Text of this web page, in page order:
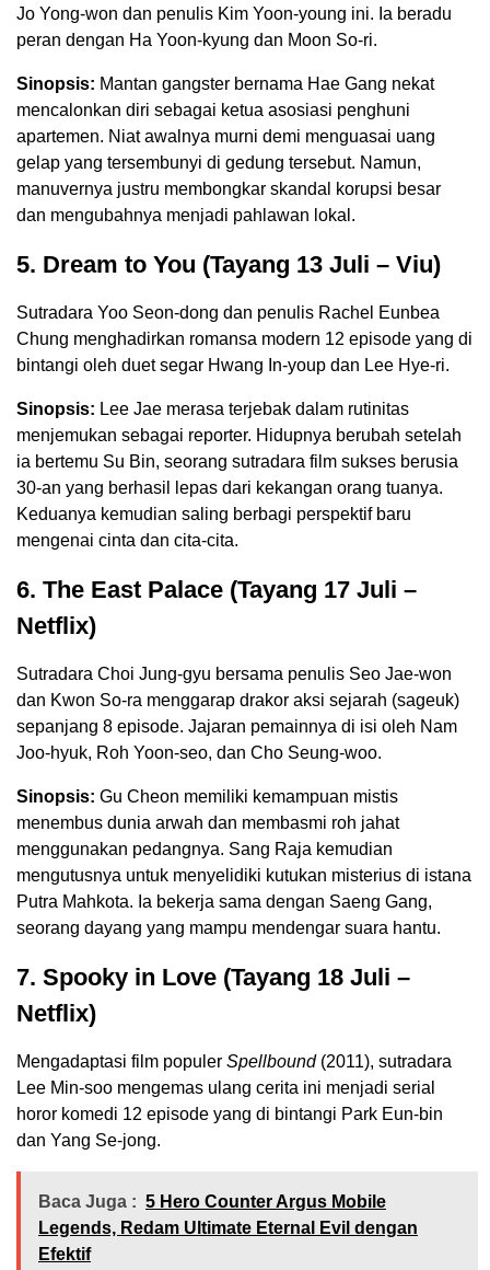
Jo Yong-won dan penulis Kim Yoon-young ini. Ia beradu
peran dengan Ha Yoon-kyung dan Moon So-ri.
Sinopsis: Mantan gangster bernama Hae Gang nekat
mencalonkan diri sebagai ketua asosiasi penghuni
apartemen. Niat awalnya murni demi menguasai uang
gelap yang tersembunyi di gedung tersebut. Namun,
manuvernya justru membongkar skandal korupsi besar
dan mengubahnya menjadi pahlawan lokal.
5. Dream to You (Tayang 13 Juli – Viu)
Sutradara Yoo Seon-dong dan penulis Rachel Eunbea
Chung menghadirkan romansa modern 12 episode yang di
bintangi oleh duet segar Hwang In-youp dan Lee Hye-ri.
Sinopsis: Lee Jae merasa terjebak dalam rutinitas
menjemukan sebagai reporter. Hidupnya berubah setelah
ia bertemu Su Bin, seorang sutradara film sukses berusia
30-an yang berhasil lepas dari kekangan orang tuanya.
Keduanya kemudian saling berbagi perspektif baru
mengenai cinta dan cita-cita.
6. The East Palace (Tayang 17 Juli –
Netflix)
Sutradara Choi Jung-gyu bersama penulis Seo Jae-won
dan Kwon So-ra menggarap drakor aksi sejarah (sageuk)
sepanjang 8 episode. Jajaran pemainnya di isi oleh Nam
Joo-hyuk, Roh Yoon-seo, dan Cho Seung-woo.
Sinopsis: Gu Cheon memiliki kemampuan mistis
menembus dunia arwah dan membasmi roh jahat
menggunakan pedangnya. Sang Raja kemudian
mengutusnya untuk menyelidiki kutukan misterius di istana
Putra Mahkota. Ia bekerja sama dengan Saeng Gang,
seorang dayang yang mampu mendengar suara hantu.
7. Spooky in Love (Tayang 18 Juli –
Netflix)
Mengadaptasi film populer Spellbound(2011), sutradara
Lee Min-soo mengemas ulang cerita ini menjadi serial
horor komedi 12 episode yang di bintangi Park Eun-bin
dan Yang Se-jong.
Baca Juga : 5 Hero Counter Argus Mobile
Legends, Redam Ultimate Eternal Evil dengan
Efektif